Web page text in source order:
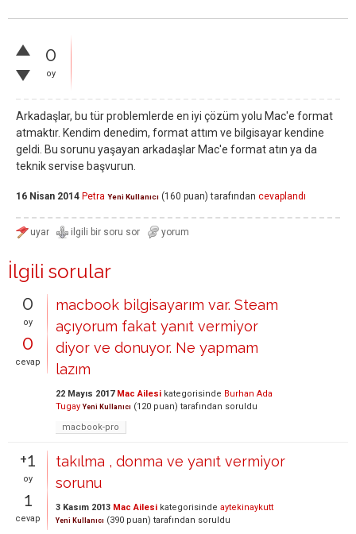
0
oy
Arkadaşlar, bu tür problemlerde en iyi çözüm yolu Mac'e format
atmaktır. Kendim denedim, format attım ve bilgisayar kendine
geldi. Bu sorunu yaşayan arkadaşlar Mac'e format atın ya da
teknik servise başvurun.
16 Nisan 2014 Petra Yeni Kullanıcı (160 puan) tarafından cevaplandı
İlgili sorular
0
oy
0
cevap
macbook bilgisayarım var. Steam
açıyorum fakat yanıt vermiyor
diyor ve donuyor. Ne yapmam
lazım
22 Mayıs 2017 Mac Ailesi kategorisinde Burhan Ada
Tugay Yeni Kullanıcı (120 puan) tarafından soruldu
macbook-pro
+1
oy
1
cevap
takılma , donma ve yanıt vermiyor
sorunu
3 Kasım 2013 Mac Ailesi kategorisinde aytekinaykutt
Yeni Kullanıcı (390 puan) tarafından soruldu